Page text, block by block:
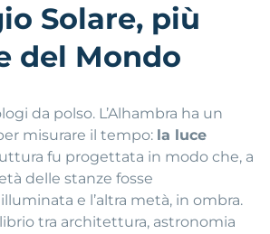
Solare, più
del Mondo
da polso. L’Alhambra ha un
misurare il tempo: la luce
fu progettata in modo che, a
delle stanze fosse
e l’altra metà, in ombra.
tra architettura, astronomia